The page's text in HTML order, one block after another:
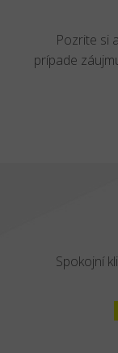
Pozrite si
prípade
Spokojní